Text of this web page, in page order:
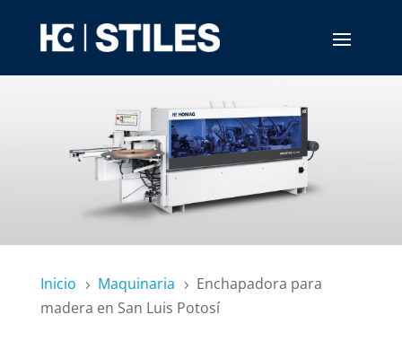
Inicio 5 Maquinaria 5
Enchapadora para
madera en San Luis Potosí